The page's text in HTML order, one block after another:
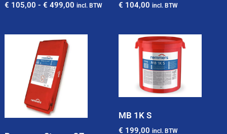
€ 105,00 - € 499,00 incl. BTW € 104,00 incl. BTW
MB 1K S
€ 199,00 incl. BTW